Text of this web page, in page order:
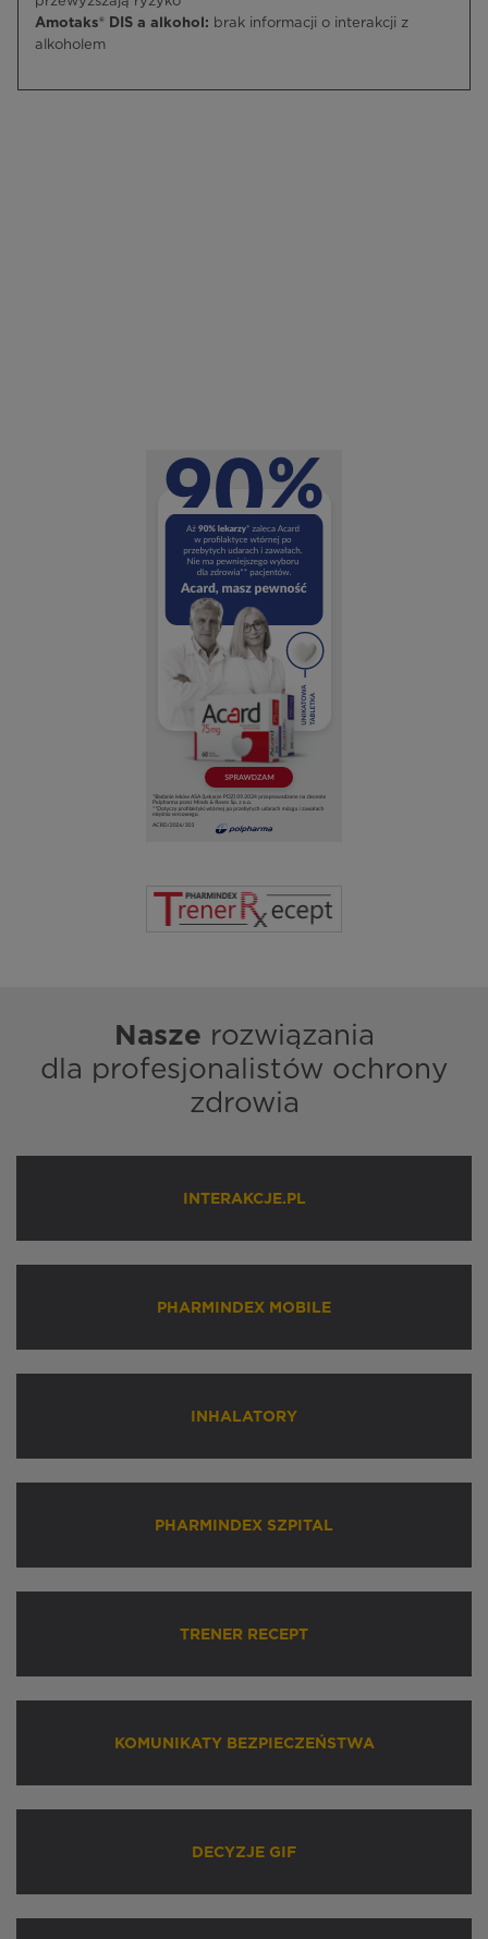
Amotaks® DIS a alkohol: brak informacji o interakcji z
alkoholem
Nasze rozwiązania
dla profesjonalistów ochrony
zdrowia
INTERAKCJE.PL
PHARMINDEX MOBILE
INHALATORY
PHARMINDEX SZPITAL
TRENER RECEPT
KOMUNIKATY BEZPIECZEŃSTWA
DECYZJE GIF